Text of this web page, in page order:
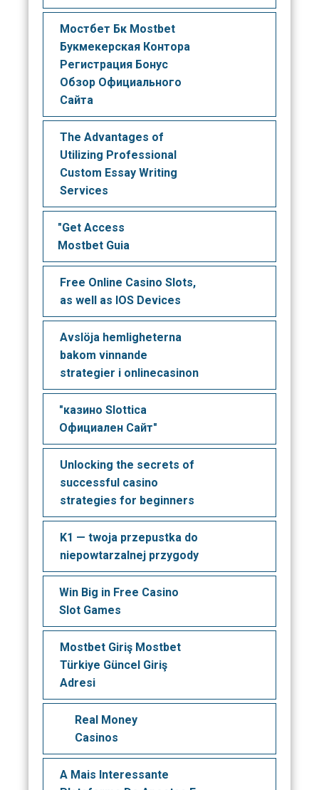
Мостбет Бк Mostbet
Букмекерская Контора
Регистрация Бонус
Обзор Официального
Сайта
The Advantages of
Utilizing Professional
Custom Essay Writing
Services
"Get Access
Mostbet Guia
Free Online Casino Slots,
as well as IOS Devices
Avslöja hemligheterna
bakom vinnande
strategier i onlinecasinon
"казино Slottica
Официален Сайт"
Unlocking the secrets of
successful casino
strategies for beginners
K1 — twoja przepustka do
niepowtarzalnej przygody
Win Big in Free Casino
Slot Games
Mostbet Giriş Mostbet
Türkiye Güncel Giriş
Adresi
Real Money
Casinos
A Mais Interessante